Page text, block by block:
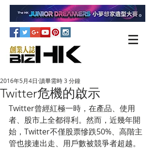
Twitter危機的啟示
2016年5月4日 讀畢需時 3 分鐘
Twitter曾經紅極一時，在產品、使用
者、股市上全都得利。然而，近幾年開
始，Twitter不僅股票慘跌50%、高階主
管也接連出走、用戶數被競爭者超越。